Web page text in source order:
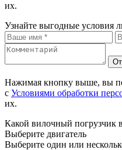
их.
Узнайте выгодные условия
Нажимая кнопку выше, вы
с Условиями обработки
их.
Какой вилочный погрузчик
Выберите двигатель
Выберите один или